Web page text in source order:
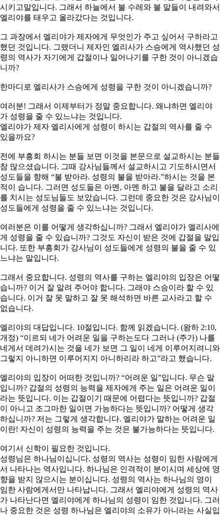
시키고말입니다. 그래서 하늘에서 불 수레와 불 말들이 내려와서
엘리야를 태우고 올라갔다는 것입니다.
그 과장에서 엘리야가 제자에게 무엇인가 주고 싶어서 구하라고
했던 것입니다. 그랬더니 제자인 엘리사가 스승에게 역사했던 성
령의 역사가 자기에게 갑절이나 일어나기를 구한 것이 아니겠습
니까?
한마디로 엘리사가 스승에게 성령을 구한 것이 아니겠습니까?
여러분! 그래서 이제부터가 정말 중요합니다. 왜냐하면 엘리야
가 성령을 줄 수 있느냐는 것입니다.
엘리야가 제자 엘리사에게 성령이 하시는 갑절의 역사를 줄 수
있을까요?
전에 부흥회 하시는 분들 보면 이것을 본문으로 설교하시는 분들
참 많으셨습니다. 그때 강사님들께서 설교하시고 기도하시면서
성도들을 향해 “불 받아라. 성령의 불을 받아라.”하시는 것을 본
적이 습니다. 그러면 성도들은 아멘, 아멘 하고 불을 달라고 소리
를 치시는 성도님들도 보았습니다. 그런데 중요한 것은 강사님이
성도들에게 성령을 줄 수 있느냐는 것입니다.
여러분은 이를 어떻게 생각하십니까? 그래서 엘리야가 엘리사에
게 성령을 줄 수 있습니까? 그것도 자신이 받은 것에 갑절을 말입
니다. 또한 부흥회가 강사님이 성도들에게 성령의 불을 줄 수 있
느냐는 말입니다.
그래서 중요합니다. 성령의 역사를 구하는 엘리야의 입장은 어떻
습니까? 이거 잘 알려 주어야 합니다. 그래야 스승이라 할 수 있
습니다. 이거 잘 못 말하고 잘 못 해석하면 바른 교사라고 할 수
없습니다.
엘리야의 대답입니다. 10절입니다. 함께 읽겠습니다. (왕하 2:10,
개정) “이르되 네가 어려운 일을 구하는도다 그러나 (주가) 나를
네게서 데려가시는 것을 네가 보면 그 일이 네게 이루어지려니와
그렇지 아니하면 이루어지지 아니하리라 하고”라고 했습니다.
엘리야의 입장이 어떠한 것입니까? “어려운 일”입니다. 무슨 말
입니까? 갑절의 성령의 능력을 제자에게 주는 일은 어려운 일이
라는 뜻입니다. 이는 갑절이기 때문에 어렵다는 뜻입니까? 갑절
이 아니고 조그마한 일이면 가능하다는 뜻입니까? 어떻게 생각
하십니까? 저는 그렇게 생각합니다. 엘리야가 말하는 어려운 일
이란! 자신이 성령의 능력을 주는 것은 불가능하다는 뜻입니다.
여기서 신학이 필요한 것입니다.
성령님은 하나님이십니다. 성령의 역사는 성령이 임한 사람에게
서 나타나는 역사입니다. 하나님은 인격적이 분이시며 세상에 영
향을 받지 않으시는 분이십니다. 성령의 역사는 하나님의 영이
임한 사람에게서만 나타납니다. 그래서 엘리야에게 성령의 역사
가 나타난다면 엘리야에게 하나님의 성령이 임한 것입니다. 그러
나 중요한 것은 성령 하나님은 엘리야의 소유가 아니라는 사실입